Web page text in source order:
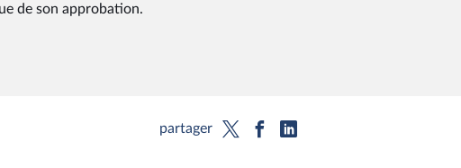
de son approbation.
partager